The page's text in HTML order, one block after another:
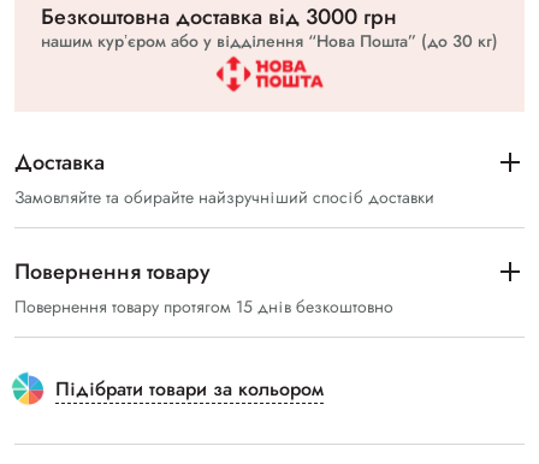
Безкоштовна доставка вiд 3000 грн
нашим курʼєром або у відділення “Нова Пошта” (до 30 кг)
Доставка
Замовляйте та обирайте найзручніший спосіб доставки
Повернення товару
Повернення товару протягом 15 днів безкоштовно
Підібрати товари за кольором